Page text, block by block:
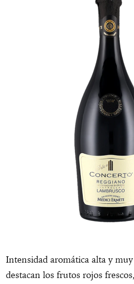
Intensidad aromática alta y
destacan los frutos rojos